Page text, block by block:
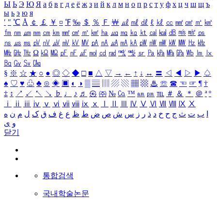
Ы Ь Э Ю Я а б в г д е ё ж з и й к л м н о п р с т у ф х ц ч ш щ ъ
ы ь э ю я
′ ″ ℃ Å ￠ ￡ ￥ ¤ ℉ ‰ ＄ ％ Ｆ ￦ ㎕ ㎖ ㎗ ℓ ㎘ ㏄ ㎣ ㎤ ㎥ ㎦
㎙ ㎚ ㎛ ㎜ ㎝ ㎞ ㎟ ㎠ ㎡ ㎢ ㏊ ㎍ ㎎ ㎏ ㏏ ㎈ ㎉ ㏈ ㎧ ㎨ ㎰
㎱ ㎲ ㎳ ㎴ ㎵ ㎶ ㎷ ㎸ ㎹ ㎀ ㎁ ㎂ ㎃ ㎄ ㎺ ㎻ ㎽ ㎾ ㎿ ㎐ ㎑
㎒ ㎓ ㎔ Ω ㏀ ㏁ ㎊ ㎋ ㎌ ㏖ ㏅ ㎭ ㎮ ㎯ ㏛ ㎩ ㎪ ㎫ ㎬ ㏝ ㏐
㏓
㏃ ㏉ ㏜ ㏆
§ ※ ☆ ★ ○ ● ◎ ◇ ◆ □ ■ △ ▽ → ← ↑ ↓ ↔ 〓 ◁ ◀ ▷ ▶ ♤
♠ ♡ ♥ ♧ ♣ ⊙ ◈ ▣ ◐ ◑ ▒ ▤ ▨ ▧ ▦ ▩ ♨ ☏ ☎ ☜ ☞ ¶ †
‡ ↕ ↗ ↙ ↖ ↘ ♭ ♩ ♪ ♬ ㉿ ㈜ № ㏇ ™ ㏂ ㏘ ℡ ＃ ＆ ＊ ＠ ª º
ⅰ
ⅱ ⅲ ⅳ ⅴ ⅵ ⅶ ⅷ ⅸ ⅹ Ⅳ Ⅴ Ⅵ Ⅶ Ⅷ Ⅸ Ⅹ
ب ت ث ج ح خ د ذ ر ز س ش ص ض ط ظ ع غ ف ق ک ل م ن ه
و ی
닫기
통합검색
국내학술논문